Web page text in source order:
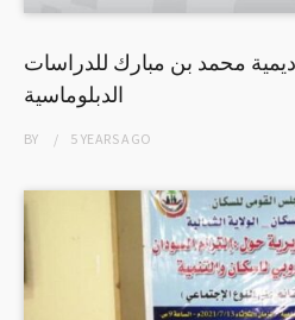
محمد بن مبارك للدراسات
الدبلوماسية
BY 5 YEARSAGO